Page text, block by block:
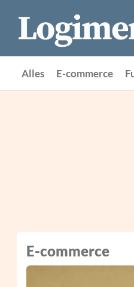
Alles E-commerce
E-commerce